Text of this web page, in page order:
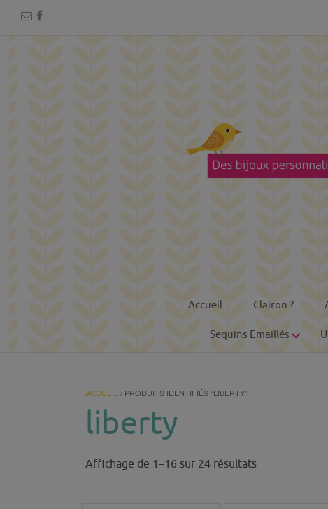
Accueil Clairon ?
Sequins Emaillés
ACCUEIL / PRODUITS IDENTIFIÉS “LIBERTY”
liberty
Affichage de 1–16 sur 24 résultatsTrié